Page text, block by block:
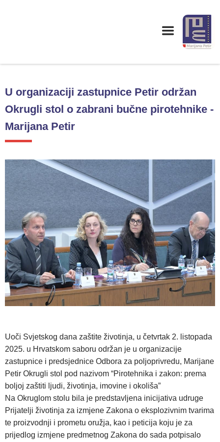
U organizaciji zastupnice Petir održan
Okrugli stol o zabrani bučne pirotehnike -
Marijana Petir
Uoči Svjetskog dana zaštite životinja, u četvrtak 2. listopada
2025. u Hrvatskom saboru održan je u organizacije
zastupnice i predsjednice Odbora za poljoprivredu, Marijane
Petir Okrugli stol pod nazivom “Pirotehnika i zakon: prema
boljoj zaštiti ljudi, životinja, imovine i okoliša”
Na Okruglom stolu bila je predstavljena inicijativa udruge
Prijatelji životinja za izmjene Zakona o eksplozivnim tvarima
te proizvodnji i prometu oružja, kao i peticija koju je za
prijedlog izmjene predmetnog Zakona do sada potpisalo